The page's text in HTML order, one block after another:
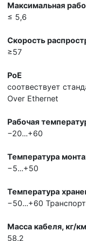
Максимальная
≤ 5,6
Скорость
≥57
PoE
соотвествует
Over Ethernet
Рабочая
−20...+60
Температура
−5...+50
Температура
−50...+60
Масса кабеля, кг/км
58.2